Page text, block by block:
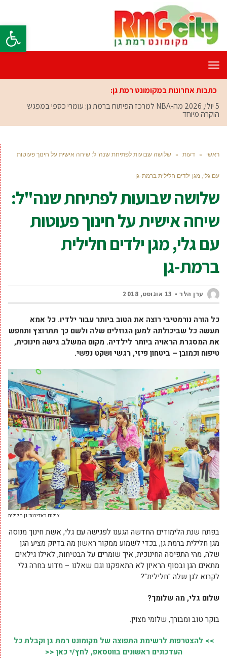
פתח
תפריט
כתבות אחרונות במקומונט רמת גן:
5 יולי, 2026
מה-NBA למרכז הפיתוח ברמת גן: עומרי כספי במפגש
הוקרה מיוחד
ראשי » דעות » שלושה שבועות לפתיחת שנה"ל: שיחה אישית על חינוך פעוטות
עם גלי, מגן ילדים חלילית ברמת-גן
שלושה שבועות לפתיחת שנה"ל:
שיחה אישית על חינוך פעוטות
עם גלי, מגן ילדים חלילית
ברמת-גן
ערן הלר 13 אוגוסט, 2018
כל הורה נורמטיבי רוצה את הטוב ביותר עבור ילדיו. כל אמא
תעשה כל שביכולתה למען הגוזלים שלה ולשם כך תתרוצץ ותחפש
את המסגרת הראויה ביותר לילדיה. מקום המשלב גישה חינוכית,
טיפוח וכמובן – ביטחון פיזי, רגשי ושקט נפשי.
צילום באדיבות: גן חלילית
בפתח שנת הלימודים החדשה הגענו לפגישה עם גלי, אשת חינוך מנוסה
מגן חלילית ברמת גן, בכדי לשמוע ממקור ראשון מה בדיוק מציע הגן
שלה, מהי התפיסה החינוכית, איך שומרים על הבטיחות, לאילו גילאים
מתאים הגן ובסוף הראיון לא התאפקנו וגם שאלנו – מדוע בחרה גלי
לקרוא לגן שלה "חלילית"?
שלום גלי, מה שלומך?
בוקר טוב ומבורך, שלומי מצוין.
>> להצטרפות לרשימת התפוצה של מקומונט רמת גן וקבלת כל
העדכונים ראשונים בווטסאפ, לחץ/י כאן <<